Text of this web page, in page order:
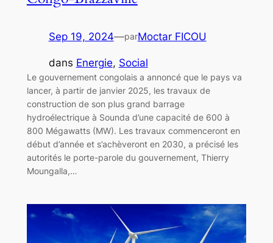
Sep 19, 2024—parMoctar FICOU
dans Energie, Social
Le gouvernement congolais a annoncé que le pays va
lancer, à partir de janvier 2025, les travaux de
construction de son plus grand barrage
hydroélectrique à Sounda d’une capacité de 600 à
800 Mégawatts (MW). Les travaux commenceront en
début d’année et s’achèveront en 2030, a précisé les
autorités le porte-parole du gouvernement, Thierry
Moungalla,…